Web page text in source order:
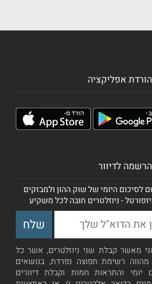
הורדת אפליקציה
הרשמה לדיוור
לסיכום היומי של שוק ההון ולמבזקים
- ניוזלטרים חובה לכל משקיע
מאשר קבלת שני ניוזלטרים, אשר כל
רשימת תפוצה נפרדת, בנושאים
יומי והתראות חמות וקבלת דיוורים